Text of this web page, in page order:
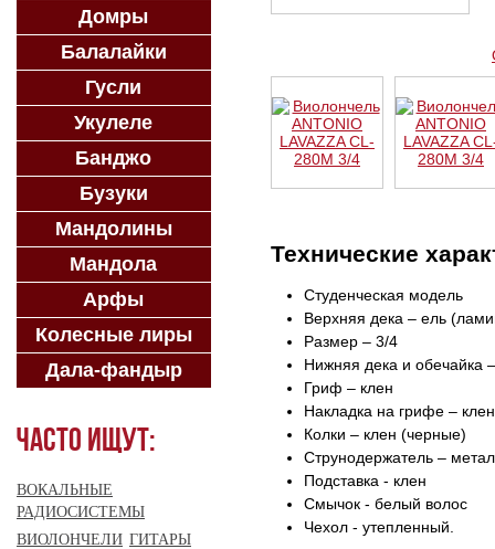
Технические
Студенческая модель
Верхняя дека – ель
Размер – 3/4
Нижняя дека и обечайка
Гриф – клен
Накладка на грифе –
Колки – клен (черные)
Струнодержатель –
Подставка - клен
Смычок - белый волос
Чехол - утепленный.
Домры
Балалайки
Гусли
Укулеле
Банджо
Бузуки
Мандолины
Мандола
Арфы
Колесные лиры
Дала-фандыр
Часто ищут:
ВОКАЛЬНЫЕ
РАДИОСИСТЕМЫ
ВИОЛОНЧЕЛИ ГИТАРЫ